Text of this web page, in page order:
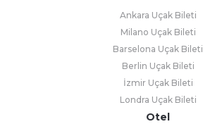
Ankara Uçak Bileti
Milano Uçak Bileti
Barselona Uçak Bileti
Berlin Uçak Bileti
İzmir Uçak Bileti
Londra Uçak Bileti
Otel